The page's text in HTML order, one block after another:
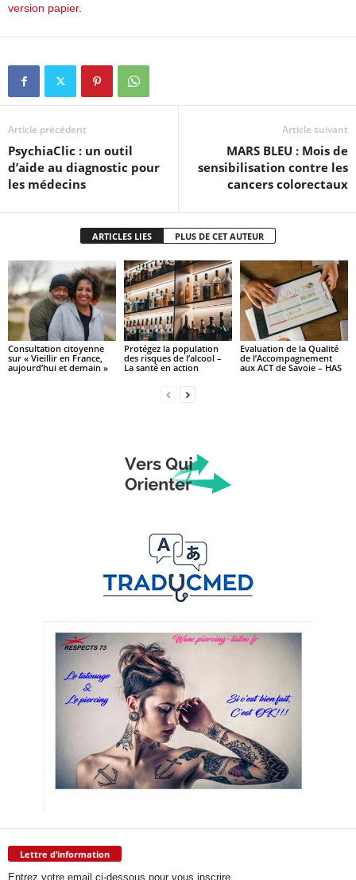
version papier.
Article précédent
PsychiaClic : un outil
d’aide au diagnostic pour
les médecins
Article suivant
MARS BLEU : Mois de
sensibilisation contre les
cancers colorectaux
ARTICLES LIES PLUS DE CET AUTEUR
Consultation citoyenne
sur « Vieillir en France,
aujourd’hui et demain »
Protégez la population
des risques de l’alcool –
La santé en action
Evaluation de la Qualité
de l’Accompagnement
aux ACT de Savoie – HAS
Lettre d’information
Entrez votre email ci-dessous pour vous inscrire